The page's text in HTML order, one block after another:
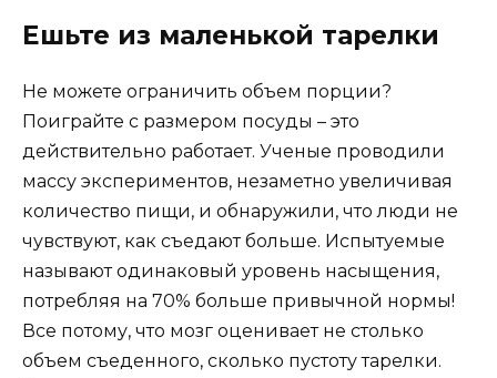
Ешьте из маленькой тарелки
Не можете ограничить объем порции?
Поиграйте с размером посуды – это
действительно работает. Ученые проводили
массу экспериментов, незаметно увеличивая
количество пищи, и обнаружили, что люди не
чувствуют, как съедают больше. Испытуемые
называют одинаковый уровень насыщения,
потребляя на 70% больше привычной нормы!
Все потому, что мозг оценивает не столько
объем съеденного, сколько пустоту тарелки.